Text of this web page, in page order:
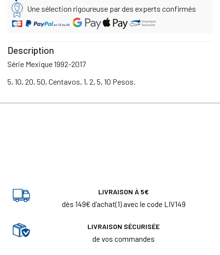
Une sélection rigoureuse par des experts confirmés
Description
Série Mexique 1992-2017
5, 10, 20, 50, Centavos, 1, 2, 5, 10 Pesos.
LIVRAISON À 5€
dès 149€ d'achat(1) avec le code LIV149
LIVRAISON SÉCURISÉE
de vos commandes